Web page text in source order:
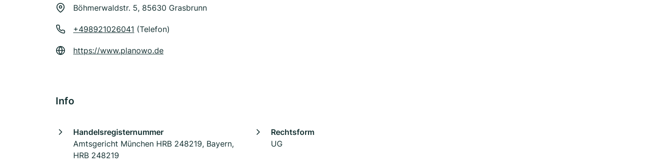
Böhmerwaldstr. 5, 85630 Grasbrunn
+498921026041 (Telefon)
https://www.planowo.de
Info
Handelsregisternummer
Amtsgericht München HRB 248219, Bayern,
HRB 248219
Rechtsform
UG